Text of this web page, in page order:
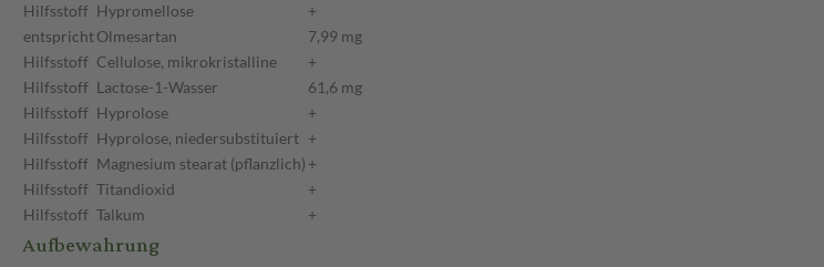
Hilfsstoff Hypromellose
+
entsprichtOlmesartan
7,99 mg
Hilfsstoff Cellulose, mikrokristalline
+
Hilfsstoff Lactose-1-Wasser
61,6 mg
Hilfsstoff Hyprolose
+
Hilfsstoff Hyprolose, niedersubstituiert +
Hilfsstoff Magnesium stearat (pflanzlich) +
Hilfsstoff Titandioxid
+
Hilfsstoff Talkum +
Aufbewahrung